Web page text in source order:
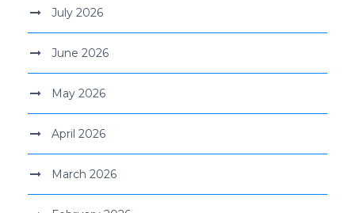
July 2026
June 2026
May 2026
April 2026
March 2026